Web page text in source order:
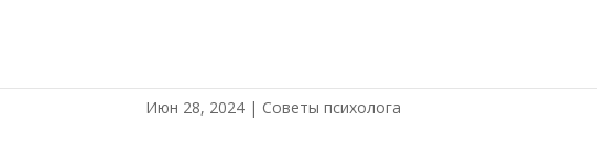
Июн 28, 2024 | Советы психолога